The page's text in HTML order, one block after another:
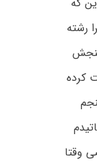
رشته
کرده
وقتا